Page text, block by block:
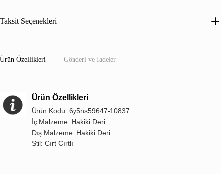
Taksit Seçenekleri
Ürün Özellikleri Gönderi ve İadeler
Ürün Özellikleri
Ürün Kodu: 6y5ns59647-10837
İç Malzeme: Hakiki Deri
Dış Malzeme: Hakiki Deri
Stil: Cırt Cırtlı